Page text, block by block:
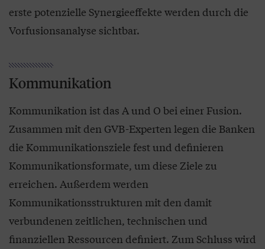
erste potenzielle Synergieeffekte werden durch die
Vorfusionsanalyse sichtbar.
Kommunikation
Kommunikation ist das A und O bei einer Fusion.
Zusammen mit den GVB-Experten legen die Banken
die Kommunikationsziele fest und definieren
Kommunikationsformate, um diese Ziele zu
erreichen. Außerdem werden
Kommunikationsstrukturen mit den damit
verbundenen zeitlichen, technischen und
finanziellen Ressourcen definiert. Zum Schluss wird